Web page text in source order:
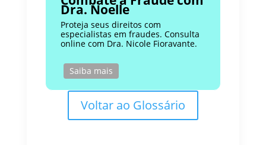
Dra. Noelle
Proteja seus direitos com
especialistas em fraudes. Consulta
online com Dra. Nicole Fioravante.
Saiba mais
Voltar ao Glossário